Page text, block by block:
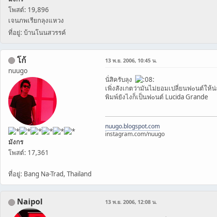
โพสต์: 19,896
เจนภพเรียกลุงแหวง
ที่อยู่: บ้านโนนสวรรค์
โก้
nuugo
มังกร
โพสต์: 17,361
ที่อยู่: Bang Na-Trad, Thailand
13 พ.ย. 2006, 10:45 น.
นั่สิครับลุง
เพิ่งสังเกตว่ามันไม่ยอมเปลี่ยนฟ๐นต์ให้
พิมพ์ยังไงก็เป็นฟ๐นต์ Lucida Grande
nuugo.blogspot.com
instagram.com/nuugo
Naipol 13 พ.ย. 2006, 12:08 น.